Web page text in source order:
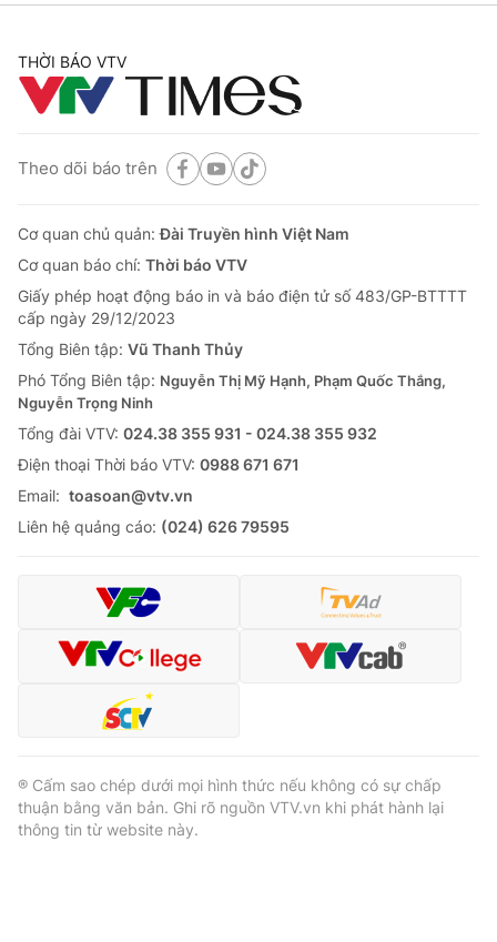
THỜI BÁO VTV
Theo dõi báo trên
Cơ quan chủ quản:Đài Truyền hình Việt Nam
Cơ quan báo chí: Thời báo VTV
Giấy phép hoạt động báo in và báo điện tử số 483/GP-BTTTT
cấp ngày 29/12/2023
Tổng Biên tập: Vũ Thanh Thủy
Phó Tổng Biên tập: Nguyễn Thị Mỹ Hạnh, Phạm Quốc Thắng,
Nguyễn Trọng Ninh
Tổng đài VTV: 024.38 355 931 - 024.38 355 932
Ðiện thoại Thời báo VTV: 0988 671 671
Email: toasoan@vtv.vn
Liên hệ quảng cáo: (024) 626 79595
® Cấm sao chép dưới mọi hình thức nếu không có sự chấp
thuận bằng văn bản. Ghi rõ nguồn VTV.vn khi phát hành lại
thông tin từ website này.